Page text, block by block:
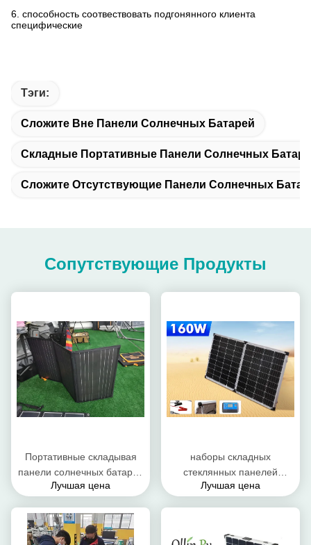
6. способность соотвествовать подгонянного клиента
специфические
Тэги:
Сложите Вне Панели Солнечных Батарей
Складные Портативные Панели Солнечных
Сложите Отсутствующие Панели Солнечных
Сопутствующие Продукты
Портативные складывая
панели солнечных батарей
кладут кремний в мешки
поликристаллический
Лучшая цена
наборы складных
стеклянных панелей
солнечных батарей 160W
Лучшая цена